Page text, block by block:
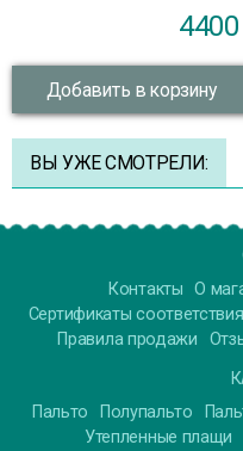
Добавить в корзину
ВЫ УЖЕ СМОТРЕЛИ:
Контакты
О
Сертификаты соответствия
Правила продажи
Пальто
Полупальто
Утепленные плащи